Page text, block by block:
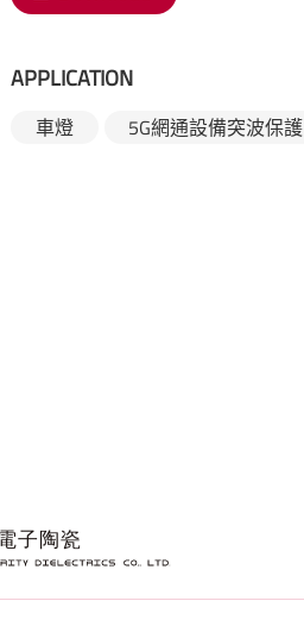
APPLICATION
車燈 5G網通設備突波保護